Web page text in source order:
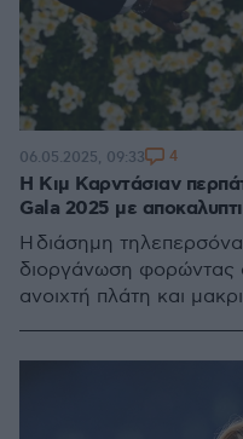
Η Κιμ Καρντάσιαν
Gala 2025 με
Η διάσημη
διοργάνωση φορώντας
ανοιχτή πλάτη και
06.05.2025, 09:33 4